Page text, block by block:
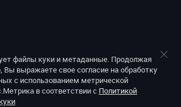
файлы куки и метаданные. Продолжая
Вы выражаете свое согласие на обработку
с использованием метрической
в соответствии с Политикой